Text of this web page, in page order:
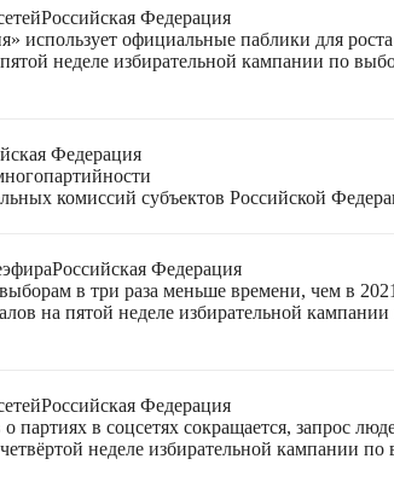
Российская Федерация
использует официальные паблики для
неделе избирательной кампании по
Федерация
комиссий субъектов Российской
Российская Федерация
в три раза меньше времени, чем в
на пятой неделе избирательной
Российская Федерация
партиях в соцсетях сокращается, запрос
неделе избирательной кампании